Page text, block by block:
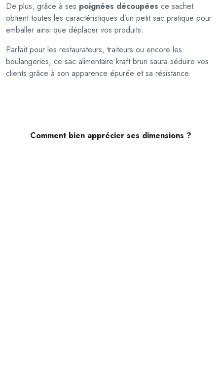
k
r
a
f
t
b
De plus, grâce à ses poignées découpées ce sachet
obtient toutes les caractéristiques d’un petit sac pratique pour
emballer ainsi que déplacer vos produits.
Parfait pour les restaurateurs, traiteurs ou encore les
boulangeries, ce sac alimentaire kraft brun saura séduire vos
clients grâce à son apparence épurée et sa résistance.
Comment bien apprécier ses dimensions ?